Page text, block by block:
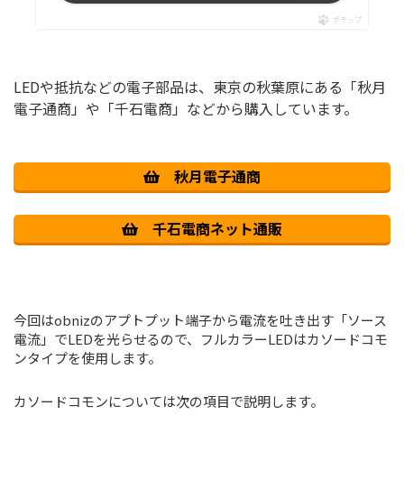
ポチップ
LEDや抵抗などの電子部品は、東京の秋葉原にある「秋月
電子通商」や「千石電商」などから購入しています。
秋月電子通商
千石電商ネット通販
今回はobnizのアプトプット端子から電流を吐き出す「ソース
電流」でLEDを光らせるので、フルカラーLEDはカソードコモ
ンタイプを使用します。
カソードコモンについては次の項目で説明します。